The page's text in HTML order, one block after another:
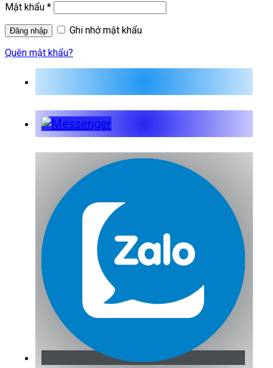
Mật khẩu *
Ghi nhớ mật khẩu
Quên mật khẩu?